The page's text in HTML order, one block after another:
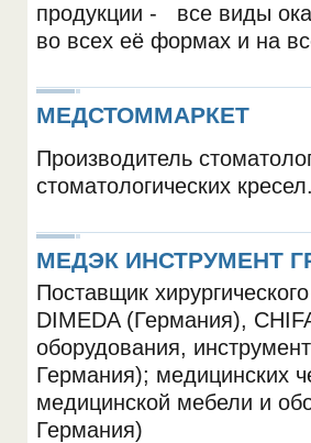
продукции - все виды
во всех её формах и на
МЕДСТОММАРКЕТ
Производитель
стоматологических
МЕДЭК ИНСТРУМЕНТ
Поставщик
DIMEDA (Германия),
оборудования,
Германия); медицинских
медицинской мебели и
Германия)